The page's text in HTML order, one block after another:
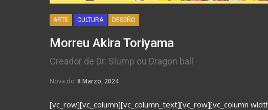
ARTE CULTURA DESEÑO
Morreu Akira Toriyama
Creador de Dr. Slump ou Dragon ball
Nova do 8 Marzo, 2024
[vc_row][vc_column][vc_column_text][vc_row][vc_column